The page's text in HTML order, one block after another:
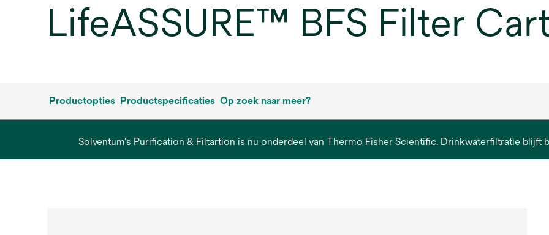
LifeASSURE™ BFS Filter
Productopties Productspecificaties Op zoek naar meer?
Solventum's Purification & Filtartion is nu onderdeel van Thermo Fisher Scientific. Drinkwaterfiltratie blijft